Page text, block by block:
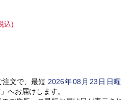
込)
注文で、最短 2026年08 月 23 日日曜
」 へお届けします。